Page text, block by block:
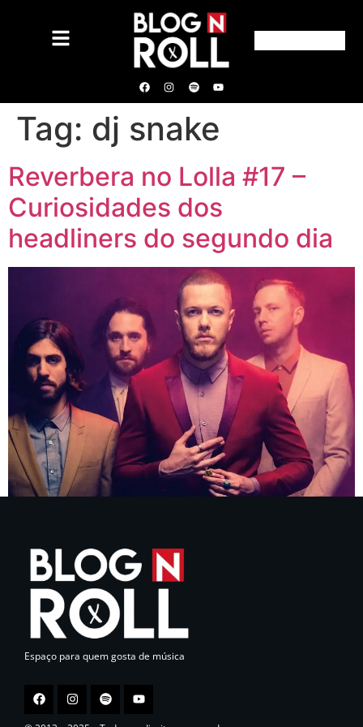
Tag: dj snake
Reverbera no Lolla #17 –
Curiosidades dos
headliners do segundo dia
Espaço para quem gosta de música